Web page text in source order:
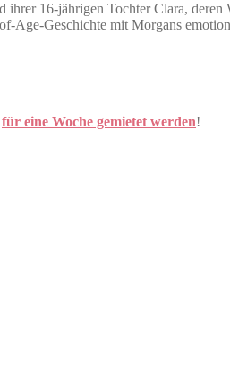
16-jährigen Tochter Clara,
Age-Geschichte mit Morgans
für eine Woche gemietet werden!